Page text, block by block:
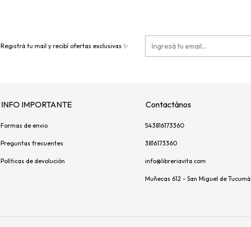
Registrá tu mail y recibí ofertas exclusivas ✨
INFO IMPORTANTE
Formas de envio
Preguntas frecuentes
Políticas de devolución
Contactános
543816173360
3816173360
info@libreriavita.com
Muñecas 612 - San Miguel de